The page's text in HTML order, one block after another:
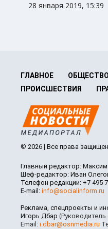
28 января 2019, 15:39
ГЛАВНОЕ ОБЩЕСТВО
ПРОИСШЕСТВИЯ
© 2026 | Все права
Главный редактор:
Шеф-редактор: Иван
Телефон редакции: +7 495
E-mail: info@socialinform.ru
Реклама, спецпроекты и
Игорь Дбар
Email: i.dbar@osnmedia.ru